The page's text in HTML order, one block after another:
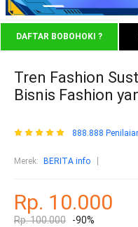
DAFTAR BOBOHOKI ?
Tren Fashion
Bisnis Fashion
888.888
Merek: BERITA info
Rp. 10.000
Rp. 100.000 -90%